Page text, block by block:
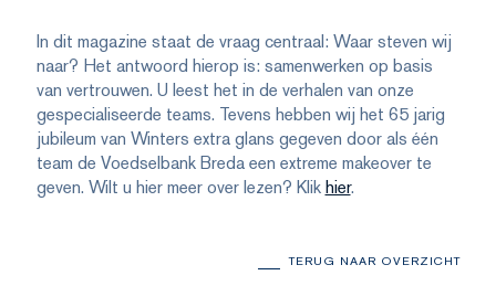
In dit magazine staat de vraag centraal: Waar steven wij
naar? Het antwoord hierop is: samenwerken op basis
van vertrouwen. U leest het in de verhalen van onze
gespecialiseerde teams. Tevens hebben wij het 65 jarig
jubileum van Winters extra glans gegeven door als één
team de Voedselbank Breda een extreme makeover te
geven. Wilt u hier meer over lezen? Klikhier.
TERUG NAAR OVERZICHT